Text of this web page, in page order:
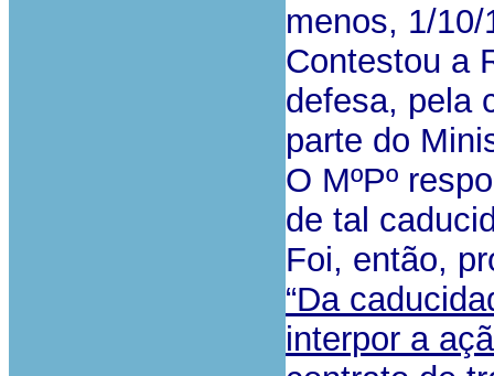
menos, 1/10/
Contestou a
defesa, pela
parte do
O MºPº
de tal
Foi, então,
“Da
interpor a